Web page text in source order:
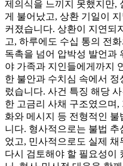
제의식을 느끼지 못했지만,
게 불어났고, 상환 기일이
커졌습니다. 상환이 지연되
고, 하루에도 수십 통의 전
독촉을 넘어 압박성 발언과
야 가족과 지인들에게까지
한 불안과 수치심 속에서
렀습니다. 사건 특징 해당
한 고금리 사채 구조였으며,
화와 메시지 등 전형적인
니다. 형사적으로는 불법
었고, 민사적으로도 실제
다시 검토해야 할 필요성이